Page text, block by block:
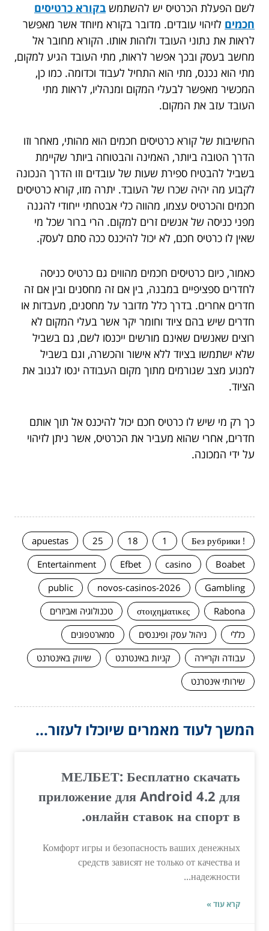
לשם הפעלת הכרטיס יש להשתמש בקורא כרטיסים
חכמים לזיהוי עובדים. מדובר בקורא מיוחד אשר מאפשר
לראות את נתוני העובד ולזהות אותו. הקורא מחובר אל
מחשב בעסק ובכך אפשר לראות, מתי העובד הגיע למקום,
מתי הוא נכנס, מתי הוא התחיל לעבוד וכדומה. כמו כן,
המכשיר מאפשר לבעלי המקום ומנהליו, לראות מתי
העובד עזב את המקום.
החשיבות של קורא כרטיסים חכמים הוא מהותי, מאחר וזו
הדרך הטובה ביותר, האמינה והבטוחה ביותר שקיימת
בשביל להבטיח ספירת שעות של עובדים וזו הדרך הנכונה
לקבוע מה יהיה שכרו של העובד. יתרה מזו, קורא כרטיסים
חכמים והכרטיס עצמו, מהווה כלי אבטחתי ייחודי להגנה
מפני כניסה של אנשים זרים למקום. הרי ברור שכל מי
שאין לו כרטיס חכם, לא יכול להיכנס ככה סתם לעסק.
כאמור, כיום כרטיסים חכמים מהווים גם כרטיס כניסה
לחדרים ספציפיים במבנה, בין אם זה מחסנים ובין אם זה
חדרים אחרים. בדרך כלל מדובר על מחסנים, מעבדות או
חדרים שיש בהם ציוד וחומר יקר אשר בעלי המקום לא
רוצים שאנשים שאינם מורשים ייכנסו לשם, גם בשביל
שלא ישתמשו בציוד ללא אישור והכשרה, וגם בשביל
למנוע מצב שגורמים מתוך מקום העבודה ינסו לגנוב את
הציוד.
כך רק מי שיש לו כרטיס חכם יכול להיכנס אל תוך אותם
חדרים, אחרי שהוא מעביר את הכרטיס, אשר ניתן לזיהוי
על ידי המכונה.
! Без рубрики
1
18
25
apuestas
Boabet
casino
Efbet
Entertainment
Gambling
novos-casinos-2026
public
Rabona
στοιχηματικες
טכנולוגיה ואביזרים
כללי
ניהול עסק ופיננסים
סמארטפונים
עבודה וקריירה
קניות באינטרנט
שיווק באינטרנט
שירותי אינטרנט
המשך לעוד מאמרים שיוכלו לעזור...
МЕЛБЕТ: Бесплатно скачать
приложение для Android 4.2 для
онлайн ставок на спорт в.
Комфорт игры и безопасность ваших денежных
средств зависят не только от качества и
надежности...
קרא עוד »